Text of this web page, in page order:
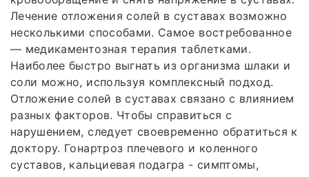
Лечение отложения солей в суставах возможно
несколькими способами. Самое востребованное
— медикаментозная терапия таблетками.
Наиболее быстро выгнать из организма шлаки и
соли можно, используя комплексный подход.
Отложение солей в суставах связано с влиянием
разных факторов. Чтобы справиться с
нарушением, следует своевременно обратиться к
доктору. Гонартроз плечевого и коленного
суставов, кальциевая подагра - симптомы,